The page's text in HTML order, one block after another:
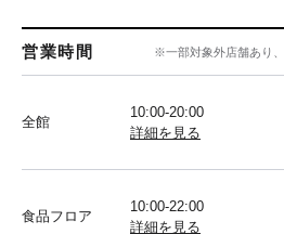
営業時間 ※一部対象外店舗あり
全館
10:00-20:00
詳細を見る
食品フロア
10:00-22:00
詳細を見る